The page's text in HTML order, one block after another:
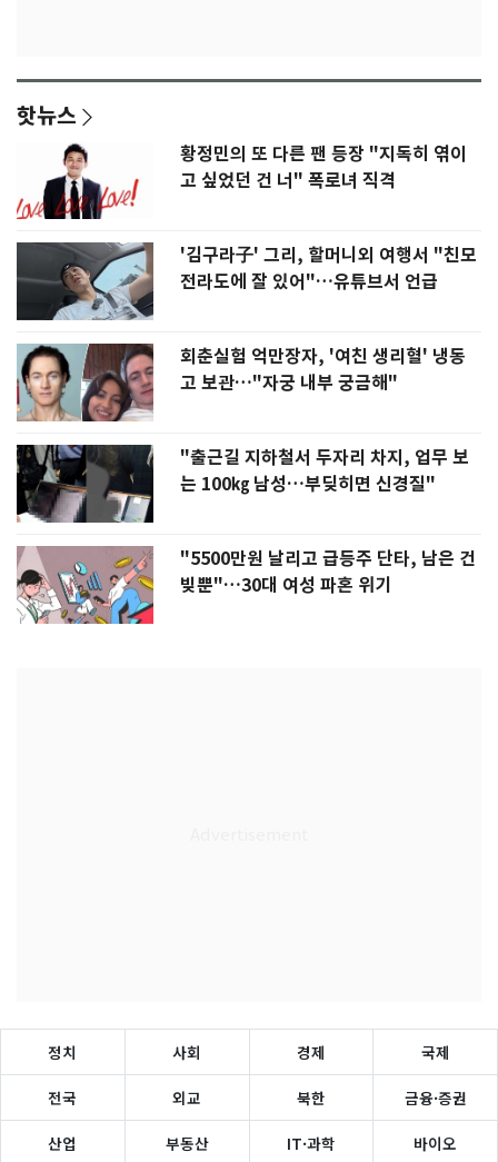
핫뉴스
황정민의 또 다른 팬 등장 "지독히 엮이
고 싶었던 건 너" 폭로녀 직격
'김구라子' 그리, 할머니외 여행서 "친모
전라도에 잘 있어"…유튜브서 언급
회춘실험 억만장자, '여친 생리혈' 냉동
고 보관…"자궁 내부 궁금해"
"출근길 지하철서 두자리 차지, 업무 보
는 100㎏ 남성…부딪히면 신경질"
"5500만원 날리고 급등주 단타, 남은 건
빚뿐"…30대 여성 파혼 위기
정치 사회 경제 국제
전국 외교 북한 금융·증권
산업 부동산 IT·과학 바이오